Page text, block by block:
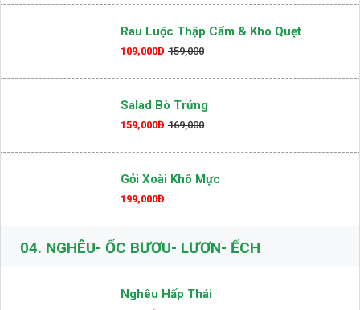
Gỏi Củ Hủ Dừa
145,000Đ 159,000
Rau Luộc Thập Cẩm & Kho Quẹt
109,000Đ 159,000
Salad Bò Trứng
159,000Đ 169,000
199,000Đ
NGHÊU- ỐC BƯƠU- LƯƠN- ẾCH